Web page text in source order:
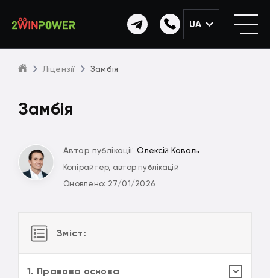
UA
Ліцензії Замбія
Замбія
Автор публікації Олексій Коваль
Копірайтер, автор публікацій
Оновлено: 27/01/2026
Зміст:
1. Правова основа